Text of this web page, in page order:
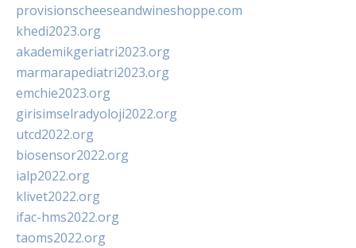
provisionscheeseandwineshoppe.com
khedi2023.org
akademikgeriatri2023.org
marmarapediatri2023.org
emchie2023.org
girisimselradyoloji2022.org
utcd2022.org
biosensor2022.org
ialp2022.org
klivet2022.org
ifac-hms2022.org
taoms2022.org